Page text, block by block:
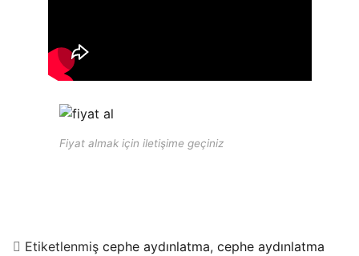
Fiyat almak için iletişime geçiniz
Etiketlenmiş cephe aydınlatma, cephe aydınlatma